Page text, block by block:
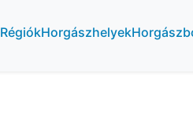
RégiókHorgászhelyek